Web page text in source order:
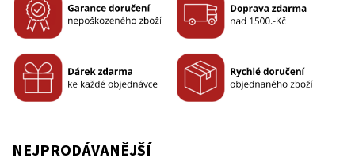
NEJPRODÁVANĚJŠÍ